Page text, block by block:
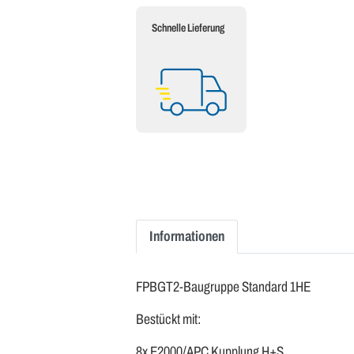
Schnelle Lieferung
Informationen
FPBGT2-Baugruppe Standard 1HE
Bestückt mit: